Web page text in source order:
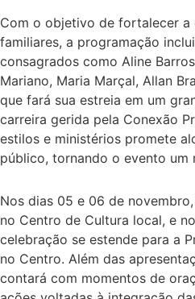
Com o objetivo de fortalecer
familiares, a programação
consagrados como Aline
Mariano, Maria Marçal, Allan
que fará sua estreia em um
carreira gerida pela Conexão
estilos e ministérios promete
público, tornando o evento um
Nos dias 05 e 06 de
no Centro de Cultura local, e
celebração se estende para a
no Centro. Além das
contará com momentos de